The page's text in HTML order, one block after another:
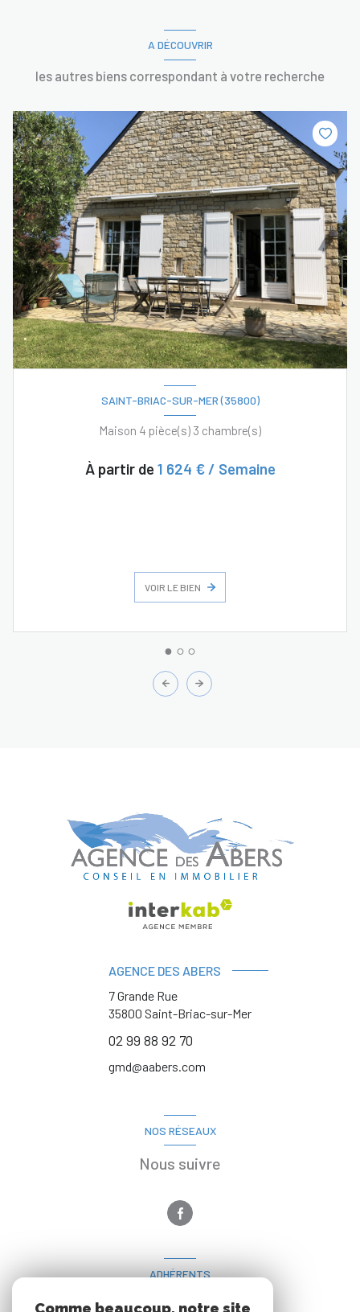
A DÉCOUVRIR
les autres biens correspondant à votre recherche
SAINT-BRIAC-SUR-MER (35800)
Maison 4 pièce(s) 3 chambre(s)
À partir de 1 624 € / Semaine
VOIR LE BIEN
AGENCE DES ABERS
7 Grande Rue
35800 Saint-Briac-sur-Mer
02 99 88 92 70
gmd@aabers.com
NOS RÉSEAUX
Nous suivre
ADHÉRENTS
Nous adhérons
Comme beaucoup, notre site